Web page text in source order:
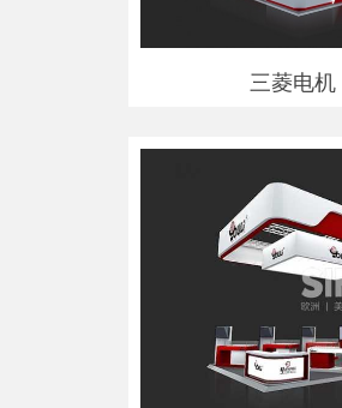
三菱电